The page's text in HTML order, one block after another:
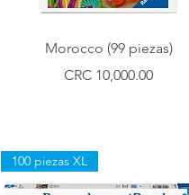
Vista rápida
Morocco (99 piezas)
Precio
CRC 10,000.00
100 piezas XL